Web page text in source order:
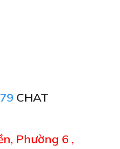
CHAT
Phường 6 ,